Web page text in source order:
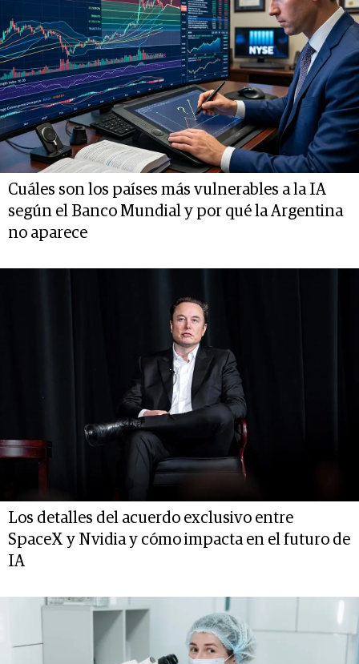
Cuáles son los países más vulnerables a la IA
según el Banco Mundial y por qué la Argentina
no aparece
Los detalles del acuerdo exclusivo entre
SpaceX y Nvidia y cómo impacta en el futuro de
IA